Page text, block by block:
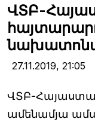
ՎՏԲ-
27.11.2019, 21:05
ՎՏԲ-
ամենամյա